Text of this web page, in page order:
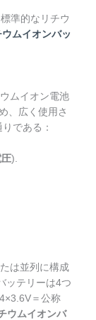
準的なリチウ
ウムイオンバッ
ムイオン電池
、広く使用さ
である：
).
は並列に構成
ッテリーは4つ
＝公称
ウムイオンバ